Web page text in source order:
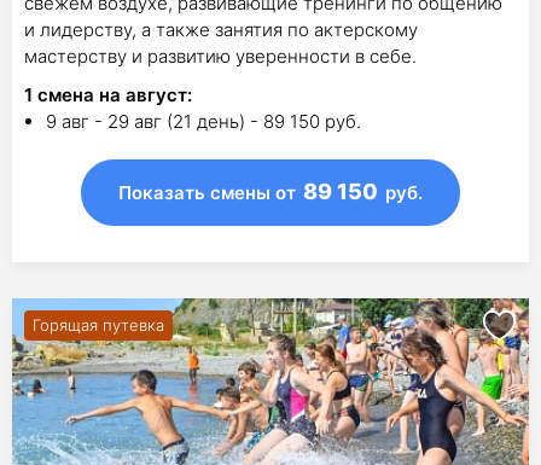
и лидерству, а также занятия по актерскому
мастерству и развитию уверенности в себе.
1 смена на август:
9 авг - 29 авг (21 день) - 89 150 руб.
Показать смены от 89 150 руб.
Горящая путевка